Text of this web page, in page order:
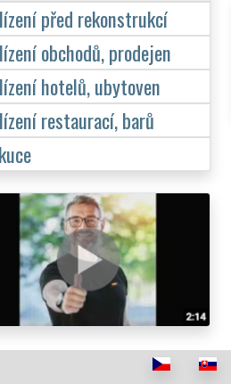
před rekonstrukcí
obchodů, prodejen
hotelů, ubytoven
restaurací, barů